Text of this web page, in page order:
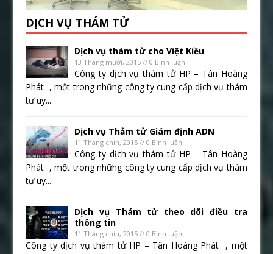
DỊCH VỤ THÁM TỬ
Dịch vụ thám tử cho Việt Kiều
13 Tháng mười, 2015 // 0 Bình luận
Công ty dịch vụ thám tử HP – Tân Hoàng
Phát , một trong những công ty cung cấp dịch vụ thám
tư uy...
Dịch vụ Thảm tử Giám định ADN
11 Tháng chín, 2015 // 0 Bình luận
Công ty dịch vụ thám tử HP – Tân Hoàng
Phát , một trong những công ty cung cấp dịch vụ thám
tư uy...
Dịch vụ Thám tử theo dõi điều tra
thông tin
11 Tháng chín, 2015 // 0 Bình luận
Công ty dịch vụ thám tử HP – Tân Hoàng Phát , một